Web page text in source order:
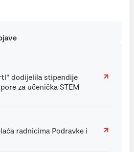
dodijelila stipendije
za učenička STEM
radnicima Podravke i